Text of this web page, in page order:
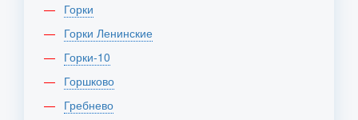
Горки
Горки Ленинские
Горки-10
Горшково
Гребнево